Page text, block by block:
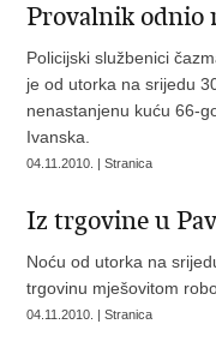
Provalnik odnio
Policijski službenici
je od utorka na srijedu
nenastanjenu kuću 66-
Ivanska.
04.11.2010. | Stranica
Iz trgovine u
Noću od utorka na
trgovinu mješovitom
04.11.2010. | Stranica